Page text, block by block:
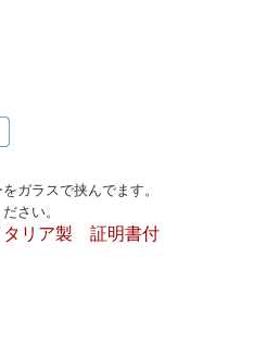
ガラスで挟んでます。
さい。
タリア製 証明書付